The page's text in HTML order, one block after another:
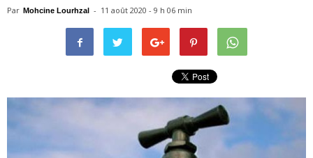
Par Mohcine Lourhzal - 11 août 2020 - 9 h 06 min